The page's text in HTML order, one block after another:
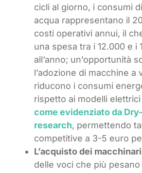
cicli al giorno, i consumi
acqua rappresentano il
costi operativi annui, il
una spesa tra i 12.000 e i
all’anno; un’opportunità
l’adozione di macchine a
riducono i consumi
rispetto ai modelli
come evidenziato da
research, permettendo
competitive a 3-5 euro
L’acquisto dei macchinari
delle voci che più pesano